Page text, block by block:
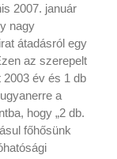
2007. január
nagy
átadásról egy
az szerepelt
2003 év és 1 db
a
hogy „2 db.
főhősünk